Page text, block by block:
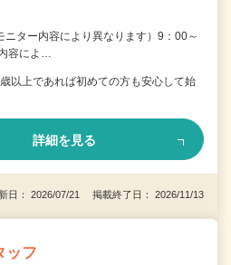
ター内容により異なります）9：00～
容によ…
以上であれば初めての方も安心して始
詳細を見る
日： 2026/07/21 掲載終了日： 2026/11/13
ッフ